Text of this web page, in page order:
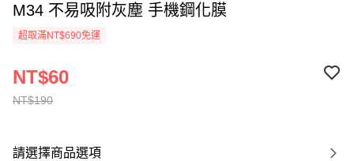
M34 不易吸附灰塵 手機鋼化膜
超取滿NT$690免運
NT$190
NT$60
請選擇商品選項